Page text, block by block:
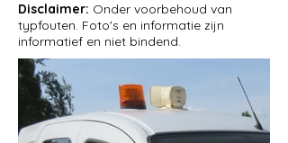
Disclaimer: Onder voorbehoud van
typfouten. Foto's en informatie zijn
informatief en niet bindend.